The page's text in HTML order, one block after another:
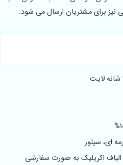
برای مشتریان ارسال می شود.
ای، سیلور
اکریلیک به صورت سفارشی